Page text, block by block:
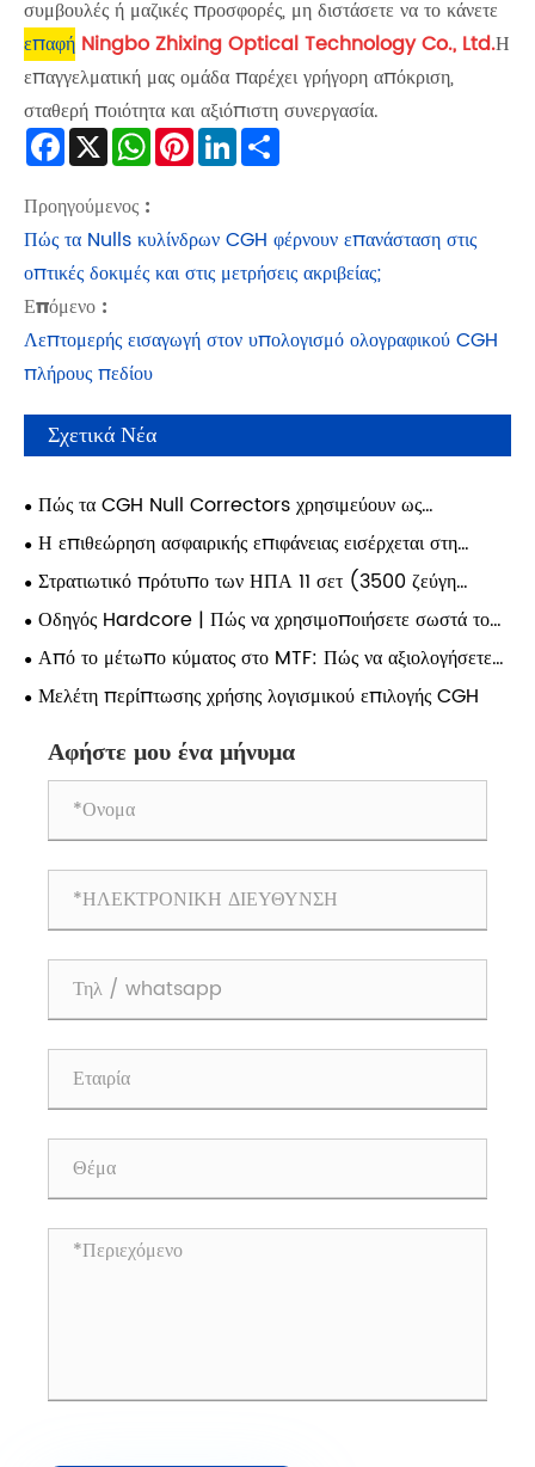
συμβουλές ή μαζικές προσφορές, μη διστάσετε να το κάνετε
επαφή Ningbo Zhixing Optical Technology Co., Ltd.Η
επαγγελματική μας ομάδα παρέχει γρήγορη απόκριση,
σταθερή ποιότητα και αξιόπιστη συνεργασία.
Facebook
X WhatsApp
Pinterest
LinkedIn
Προηγούμενος :
Πώς τα Nulls κυλίνδρων CGH φέρνουν επανάσταση στις
οπτικές δοκιμές και στις μετρήσεις ακριβείας;
Επόμενο :
Λεπτομερής εισαγωγή στον υπολογισμό ολογραφικού CGH
πλήρους πεδίου
Σχετικά Νέα
Πώς τα CGH Null Correctors χρησιμεύουν ως
Diffractive Null Lens (DNL) για την ενεργοποίηση της
δοκιμής υψηλής ακρίβειας ασφαιρών;
Η επιθεώρηση ασφαιρικής επιφάνειας εισέρχεται στη
δεύτερη εποχή: Πώς η αποτελεσματικότητα καθορίζει τη
γραμμή ζωής της ποιοτικής αλλαγής στη μελλοντική οπτική
κατασκευή;
Στρατιωτικό πρότυπο των ΗΠΑ 11 σετ (3500 ζεύγη
γραμμών) στόχων δοκιμής εξαιρετικά υψηλής ανάλυσης: ένα
βασικό πρότυπο επαλήθευσης για την πραγματική ικανότητα
ανάλυσης φακών υψηλής τεχνολογίας.
Οδηγός Hardcore | Πώς να χρησιμοποιήσετε σωστά το
USAF 1951 για τη βαθμονόμηση της ανάλυσης οπτικού
συστήματος;
Από το μέτωπο κύματος στο MTF: Πώς να αξιολογήσετε
πλήρως ένα οπτικό σύστημα;
Μελέτη περίπτωσης χρήσης λογισμικού επιλογής CGH
Αφήστε μου ένα μήνυμα